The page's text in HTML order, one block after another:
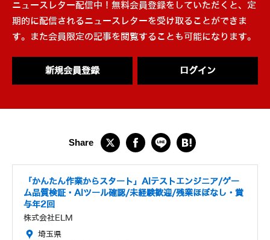
ニュースレター配信中！無料会員登録をしていただくと、定
期的に配信されるニュースレターを受け取ることができま
す。また会員限定の記事を閲覧することも可能になります。
新規会員登録 ログイン
「かんたん作業からスタート」AIテストエンジニア/ゲー
ム品質検証・AIツール確認/未経験歓迎/残業ほぼなし・賞
与年2回
株式会社ELM
埼玉県